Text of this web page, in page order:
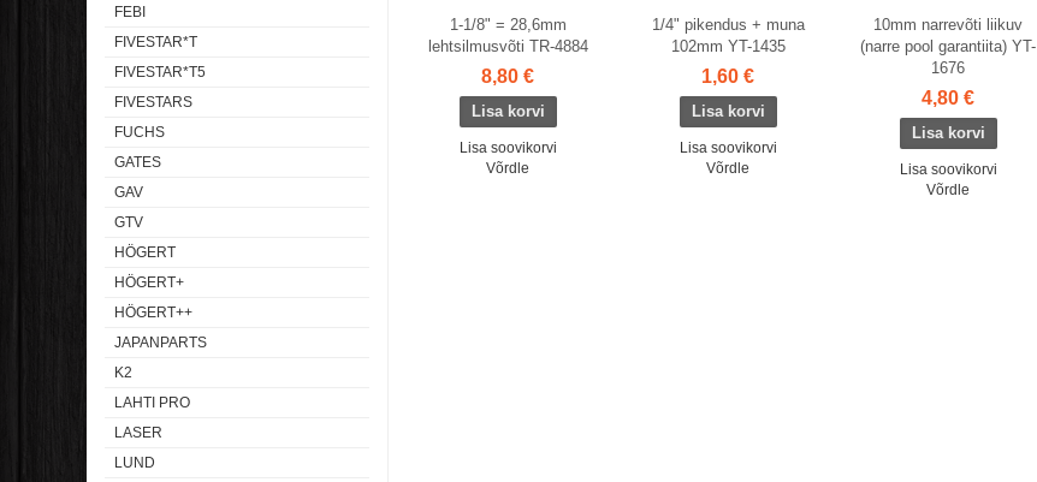
FEBI
FIVESTAR*T
FIVESTAR*T5
FIVESTARS
FUCHS
GATES
GAV
GTV
HÖGERT
HÖGERT+
HÖGERT++
JAPANPARTS
K2
LAHTI PRO
LASER
LUND
1-1/8" = 28,6mm
lehtsilmusvõti TR-4884
8,80 €
Lisa soovikorvi
Võrdle
1/4" pikendus + muna
102mm YT-1435
1,60 €
Lisa soovikorvi
Võrdle
10mm narrevõti liikuv
(narre pool garantiita) YT-
1676
4,80 €
Lisa soovikorvi
Võrdle